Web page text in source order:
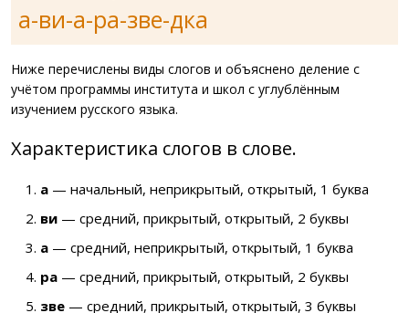
а-ви-а-ра-зве-дка
Ниже перечислены виды слогов и объяснено деление с
учётом программы института и школ с углублённым
изучением русского языка.
Характеристика слогов в слове.
а — начальный, неприкрытый, открытый, 1 буква
ви — средний, прикрытый, открытый, 2 буквы
а — средний, неприкрытый, открытый, 1 буква
ра — средний, прикрытый, открытый, 2 буквы
зве — средний, прикрытый, открытый, 3 буквы